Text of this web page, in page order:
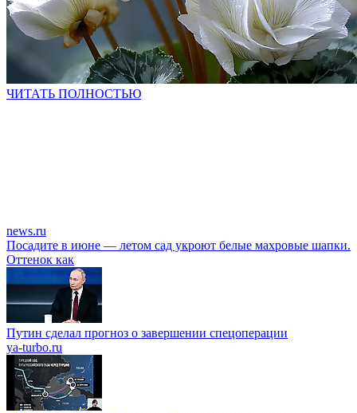
ЧИТАТЬ ПОЛНОСТЬЮ
news.ru
Посадите в июне — летом сад укроют белые махровые шапки.
Оттенок как
Путин сделал прогноз о завершении спецоперации
ya-turbo.ru